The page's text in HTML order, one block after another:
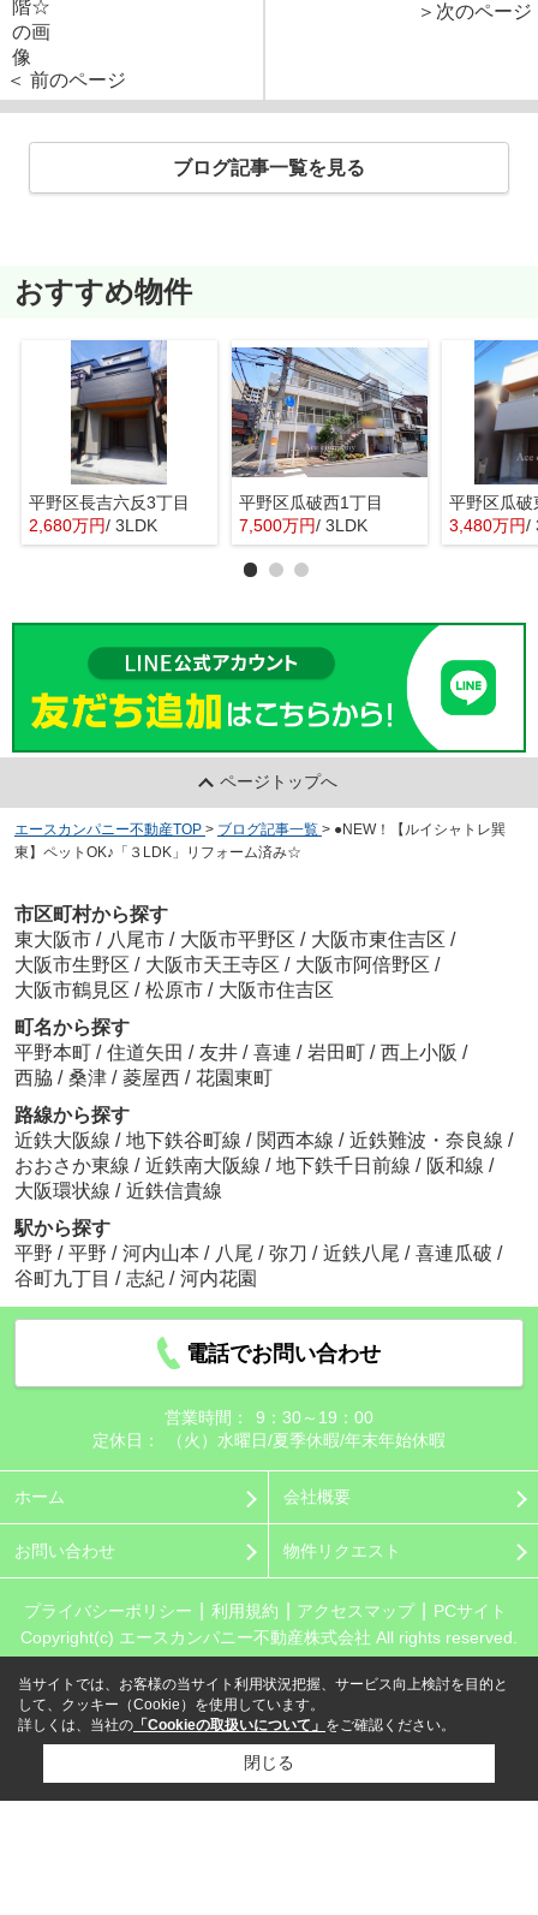
＜ 前のページ
＞次のページ
ブログ記事一覧を見る
おすすめ物件
平野区長吉六反3丁目
2,680万円/ 3LDK
平野区瓜破西1丁目
7,500万円/ 3LDK
平野区瓜破
3,480万円/
ページトップへ
エースカンパニー不動産TOP > ブログ記事一覧 > ●NEW！【ルイシャトレ巽
東】ペットOK♪「３LDK」リフォーム済み☆
市区町村から探す
東大阪市 / 八尾市 / 大阪市平野区 / 大阪市東住吉区 /
大阪市生野区 / 大阪市天王寺区 / 大阪市阿倍野区 /
大阪市鶴見区 / 松原市 / 大阪市住吉区
町名から探す
平野本町 / 住道矢田 / 友井 / 喜連 / 岩田町 / 西上小阪 /
西脇 / 桑津 / 菱屋西 / 花園東町
路線から探す
近鉄大阪線 / 地下鉄谷町線 / 関西本線 / 近鉄難波・奈良線 /
おおさか東線 / 近鉄南大阪線 / 地下鉄千日前線 / 阪和線 /
大阪環状線 / 近鉄信貴線
駅から探す
平野 / 平野 / 河内山本 / 八尾 / 弥刀 / 近鉄八尾 / 喜連瓜破 /
谷町九丁目 / 志紀 / 河内花園
電話でお問い合わせ
営業時間：
9：30～19：00
定休日：
（火）水曜日/夏季休暇/年末年始休暇
ホーム 会社概要
お問い合わせ 物件リクエスト
プライバシーポリシー 利用規約 アクセスマップ
PCサイト
Copyright(c) エースカンパニー不動産株式会社 All rights reserved.
当サイトでは、お客様の当サイト利用状況把握、サービス向上検討を目的と
して、クッキー（Cookie）を使用しています。
詳しくは、当社の 「Cookieの取扱いについて」 をご確認ください。
閉じる